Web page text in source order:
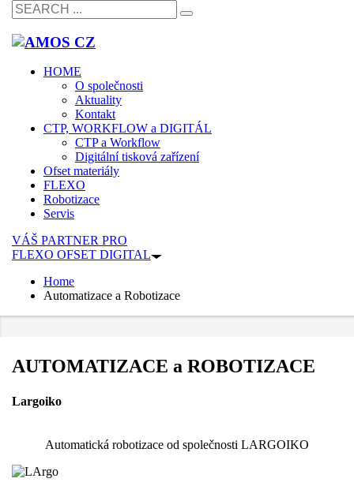
HOME
O společnosti
Aktuality
Kontakt
CTP, WORKFLOW a DIGITÁL
CTP a Workflow
Digitální tisková zařízení
Ofset materiály
FLEXO
Robotizace
Servis
VÁŠ PARTNER PRO
FLEXO OFSET DIGITAL
Home
Automatizace a Robotizace
AUTOMATIZACE a ROBOTIZACE
Largoiko
Automatická robotizace od společnosti LARGOIKO